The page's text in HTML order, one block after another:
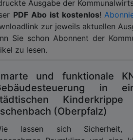
Stellen
Thema Brandschutz von
Regel mit hohen Decken und
Brandmelder an ihre
Rauch die Melder an
vor, da diese
ausgestattet sind. Der
Ausgabe der
PDF Abo ist kostenlos!
zur jeweils aktuellen
Sie schon Abonnent der
zu lesen.
und funktionale
in
(Oberpfalz)
lassen sich Sicherheit,